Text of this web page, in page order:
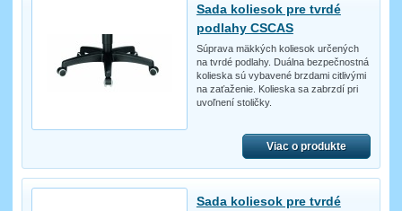
Sada koliesok pre tvrdé
podlahy CSCAS
Súprava mäkkých koliesok určených
na tvrdé podlahy. Duálna bezpečnostná
kolieska sú vybavené brzdami citlivými
na zaťaženie. Kolieska sa zabrzdí pri
uvoľnení stoličky.
Viac o produkte
Sada koliesok pre tvrdé